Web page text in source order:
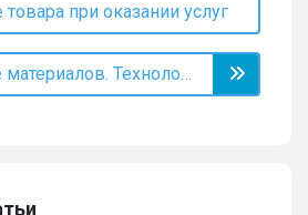
товара при оказании услуг
Автосписание материалов. Технологические карты услуги